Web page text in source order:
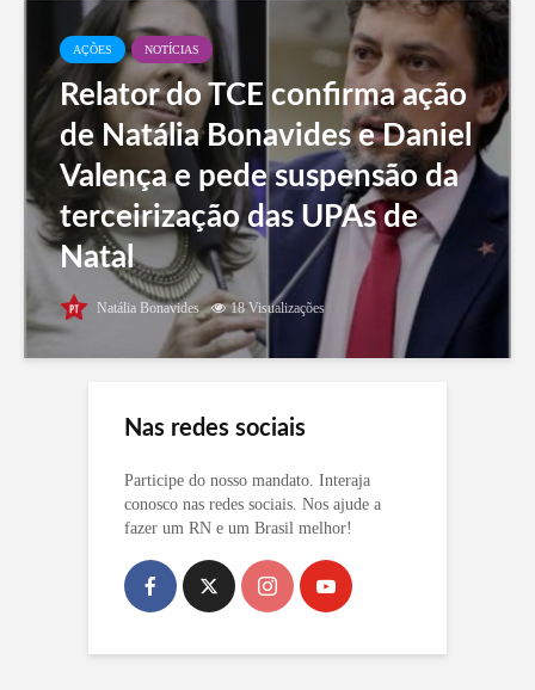
AÇÕES NOTÍCIAS
Relator do TCE confirma ação
de Natália Bonavides e Daniel
Valença e pede suspensão da
terceirização das UPAs de
Natal
Natália Bonavides 18 Visualizações
Nas redes sociais
Participe do nosso mandato. Interaja
conosco nas redes sociais. Nos ajude a
fazer um RN e um Brasil melhor!